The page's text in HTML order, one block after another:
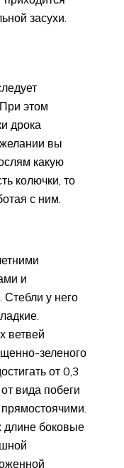
засухи.
этом
дрока
вы
какую
колючки, то
с ним.
и
у него
ветвей
зеленого
от 0,3
вида побеги
длине боковые